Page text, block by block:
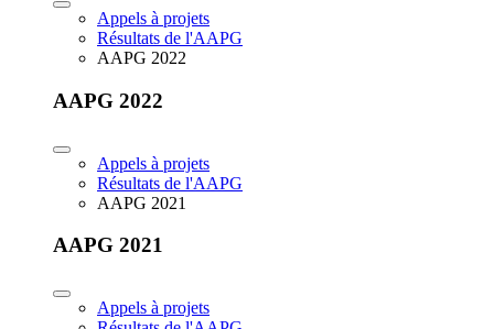
Appels à projets
Résultats de l'AAPG
AAPG 2022
AAPG 2022
Appels à projets
Résultats de l'AAPG
AAPG 2021
AAPG 2021
Appels à projets